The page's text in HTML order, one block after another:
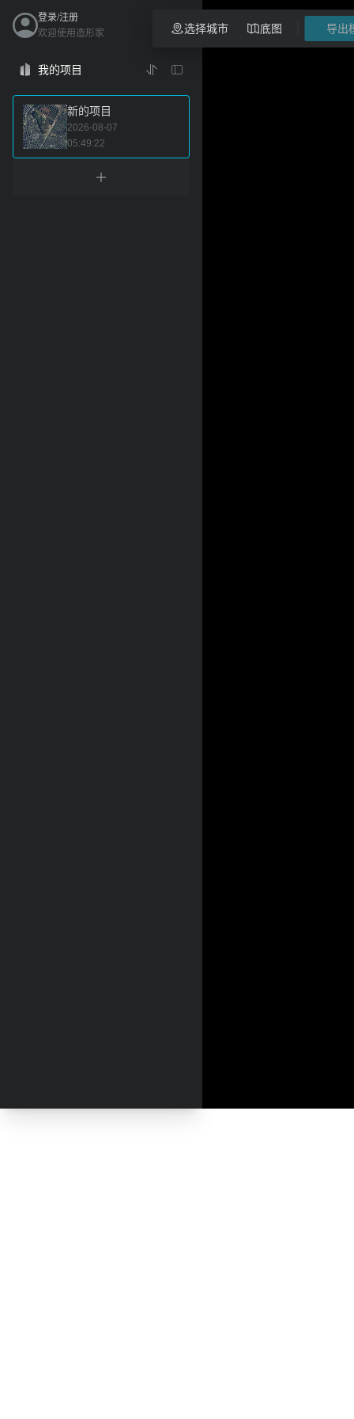
登录/注册
欢迎使用造形家
我的项目
新的项目
2026-08-07
05:49:22
我的项目
选择城市 底图 导出